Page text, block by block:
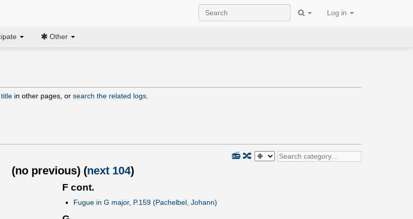
Log in
Other
in other pages, or search the related logs
🔀
📻
(no previous) (next 104)
F cont.
Fugue in G major, P.159 (Pachelbel, Johann)